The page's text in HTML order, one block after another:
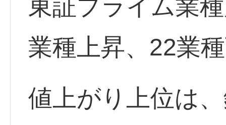
東証プライム業
業種上昇、22業
値上がり上位は